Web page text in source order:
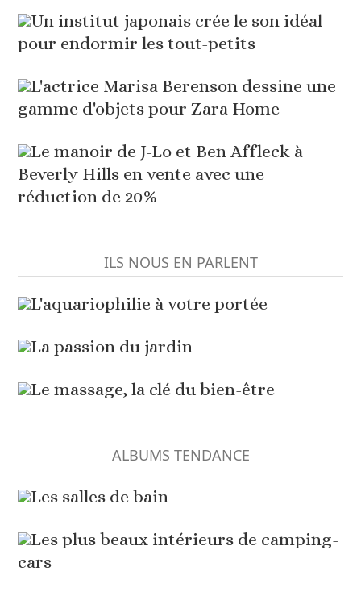
Un institut japonais crée le son idéal
pour endormir les tout-petits
L'actrice Marisa Berenson dessine une
gamme d'objets pour Zara Home
Le manoir de J-Lo et Ben Affleck à
Beverly Hills en vente avec une
réduction de 20%
ILS NOUS EN PARLENT
L'aquariophilie à votre portée
La passion du jardin
Le massage, la clé du bien-être
ALBUMS TENDANCE
Les salles de bain
Les plus beaux intérieurs de camping-
cars